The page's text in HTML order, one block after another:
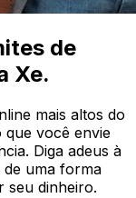
de
Xe.
mais altos do
que você envie
Diga adeus à
de uma forma
seu dinheiro.